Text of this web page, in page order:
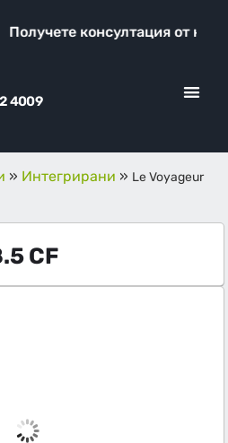
консултация от наш
4009
» Интегрирани » Le Voyageur
CF